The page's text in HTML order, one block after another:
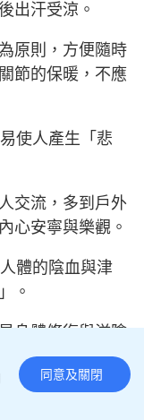
出汗受涼。
原則，方便隨時
節的保暖，不應
使人產生「悲
交流，多到戶外
心安寧與樂觀。
體的陰血與津
。
身體修復與滋陰
養陰藥。
化痰？拆解8大
同意及關閉